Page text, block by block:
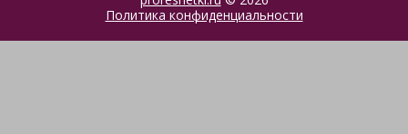
Политика конфиденциальности